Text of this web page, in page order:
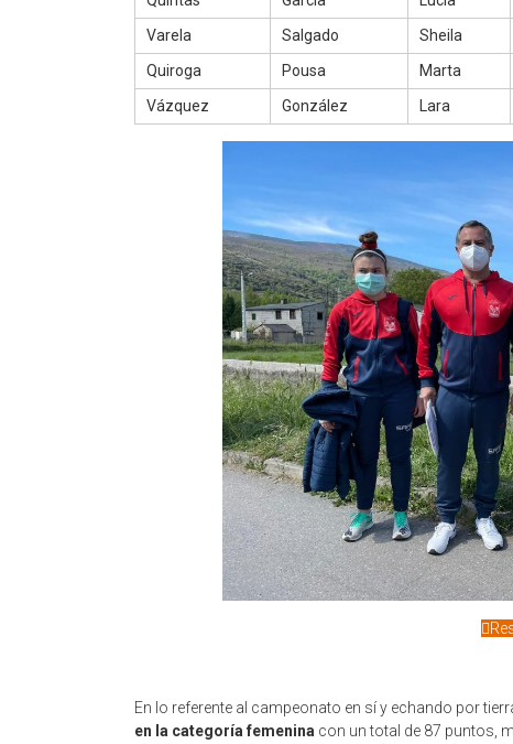
Varela
Salgado Sheila
Quiroga
Pousa Marta
Vázquez
González Lara
En lo referente al campeonato en sí y echando por
en la categoría femenina con un total de 87 puntos,